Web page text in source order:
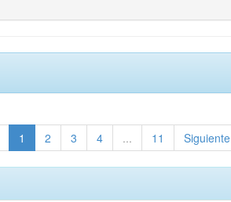
1 2 3 4 ... 11 Siguiente